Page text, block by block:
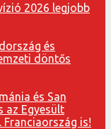
2026 legjobb
és
döntős
és San
az Egyesült
is!